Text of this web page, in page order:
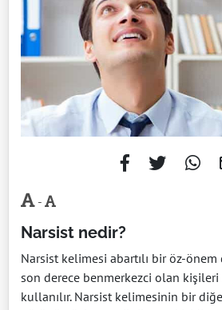
-
Narsist nedir?
Narsist kelimesi abartılı bir öz-
son derece benmerkezci olan kişileri
kullanılır. Narsist kelimesinin bir